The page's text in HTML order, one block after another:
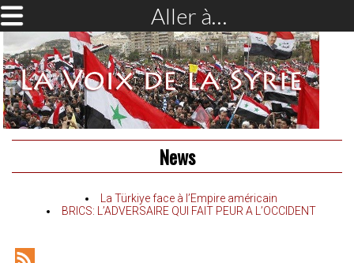
Aller à…
News
La Türkiye face à l’Empire américain
BRICS: L’ADVERSAIRE QUI FAIT PEUR A L’OCCIDENT